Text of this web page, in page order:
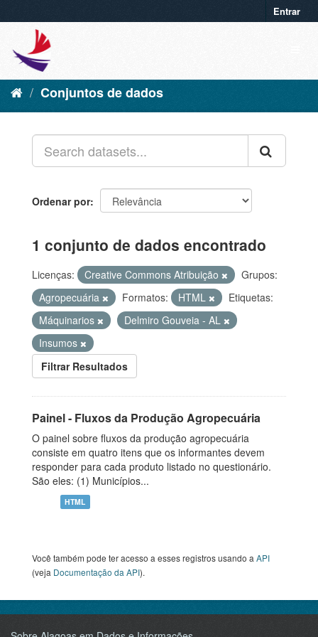
Entrar
Conjuntos de dados
Ordenar por
1 conjunto de dados encontrado
Licenças: Creative Commons Atribuição
Grupos:
Agropecuária
Formatos: HTML
Etiquetas:
Máquinarios
Delmiro Gouveia - AL
Insumos
Filtrar Resultados
Painel - Fluxos da Produção Agropecuária
O painel sobre fluxos da produção agropecuária
consiste em quatro itens que os informantes devem
responder para cada produto listado no questionário.
São eles: (1) Municípios...
HTML
Você também pode ter acesso a esses registros usando a API
(veja Documentação da API).